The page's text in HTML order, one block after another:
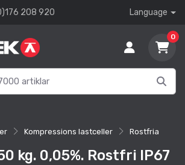
208 920 Language
0
Kompressions lastceller Rostfria
kg. 0,05%. Rostfri IP67